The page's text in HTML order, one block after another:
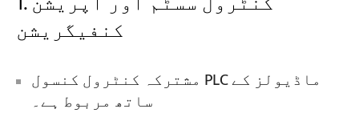
کنفیگریشن
مشترکہ کنٹرول کنسول PLC ماڈیولز کے
ساتھ مربوط ہے۔